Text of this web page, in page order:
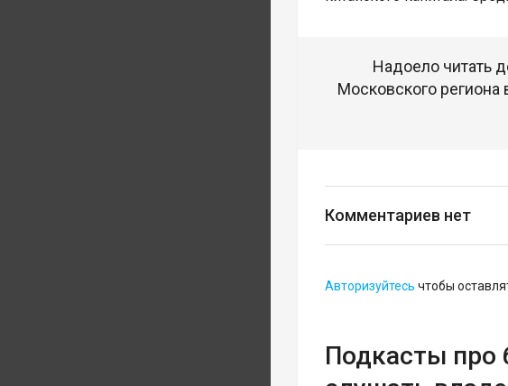
Надоело читать
Московского
Комментариев нет
Авторизуйтесь чтобы
Подкасты про